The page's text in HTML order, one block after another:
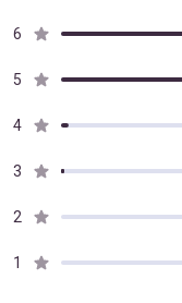
6
5
4
3
2
1